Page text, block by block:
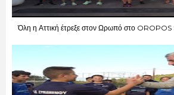
Όλη η Αττική έτρεξε στον Ωρωπό στο